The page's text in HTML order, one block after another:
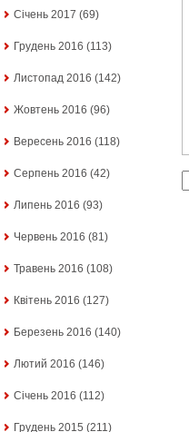
Січень 2017 (69)
Грудень 2016 (113)
Листопад 2016 (142)
Жовтень 2016 (96)
Вересень 2016 (118)
Серпень 2016 (42)
Липень 2016 (93)
Червень 2016 (81)
Травень 2016 (108)
Квітень 2016 (127)
Березень 2016 (140)
Лютий 2016 (146)
Січень 2016 (112)
Грудень 2015 (211)